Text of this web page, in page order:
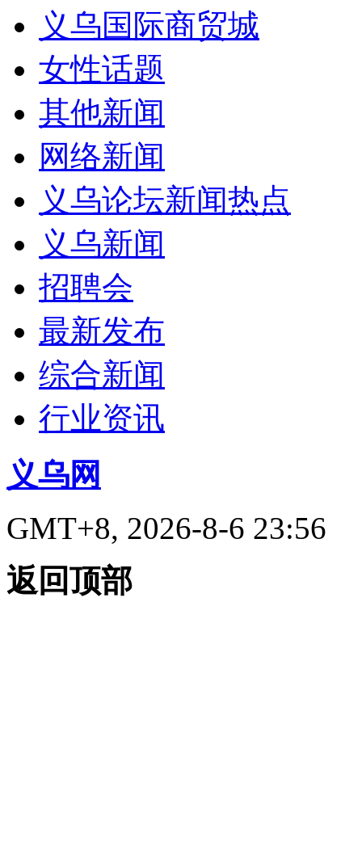
义乌国际商贸城
女性话题
其他新闻
网络新闻
义乌论坛新闻热点
义乌新闻
招聘会
最新发布
综合新闻
行业资讯
义乌网
GMT+8, 2026-8-6 23:56
返回顶部